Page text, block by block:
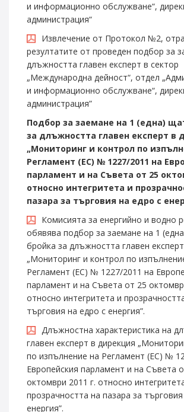
и информационно обслужване“,
администрация“
Извлечение от Протокол №2,
резултатите от проведен подбор за
длъжността главен експерт в сектор
„Международна дейност“, отдел
и информационно обслужване“,
администрация”
Подбор за заемане на 1 (една)
за длъжността главен експерт в
„Мониторинг и контрол по
Регламент (ЕС) № 1227/2011 на
парламент и на Съвета от 25
относно интегритета и
пазара за търговия на едро с
Комисията за енергийно и водно
обявява подбор за заемане на 1
бройка за длъжността главен
„Мониторинг и контрол по
Регламент (ЕС) № 1227/2011 на
парламент и на Съвета от 25
относно интегритета и
търговия на едро с енергия”.
Длъжностна характеристика на
главен експерт в дирекция
по изпълнение на Регламент (ЕС) №
Европейския парламент и на Съвета
октомври 2011 г. относно
прозрачността на пазара за
енергия”.